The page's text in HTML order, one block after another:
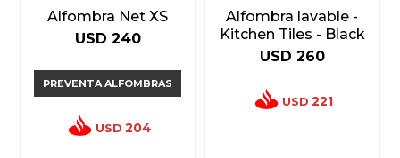
Alfombra Net XS
USD 240
PREVENTA ALFOMBRAS
USD 204
Alfombra lavable -
Kitchen Tiles - Black
USD 260
USD 221